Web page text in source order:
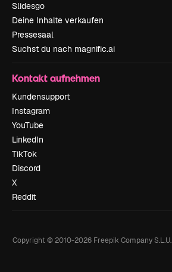
Slidesgo
Deine Inhalte verkaufen
Pressesaal
Suchst du nach magnific.ai
Kontakt aufnehmen
Kundensupport
Instagram
YouTube
LinkedIn
TikTok
Discord
X
Reddit
Copyright © 2010-2026Freepik Company S.L.U.